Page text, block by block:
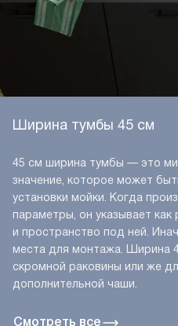
Смотреть все
Ширина тумбы 45 см
45 см ширина тумбы — это
значение, которое может
установки мойки. Когда
параметры, он указывает
и пространство под ней.
места для монтажа. Ширина
скромной раковины или же
дополнительной чаши.